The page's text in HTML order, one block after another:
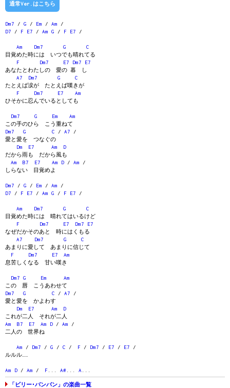
通常Ver.はこちら
Dm7 / G / Em / Am /
D7 / F E7 / Am G / F E7 /
Am Dm7 G
C
目覚めた時には いつでも晴れてる
F
Dm7 E7 Dm7
E7
あなたとわたしの 愛の 暮 し
A7
Dm7 G
C
たとえば涙が たとえば嘆きが
F
Dm7 E7
Am
ひそかに忍んでいるとしても
Dm7 G Em
Am
この手のひら こう重ねて
Dm7
G C / A7 /
愛と愛を つなぐの
Dm
E7 Am
D
だから雨も だから風も
Am
B7 E7 Am D / Am /
しらない 目覚めよ
Dm7 / G / Em / Am /
D7 / F E7 / Am G / F E7 /
Am Dm7 G
C
目覚めた時には 晴れてはいるけど
F
Dm7 E7 Dm7
E7
なぜだかそのあと 時にはくもる
A7
Dm7 G
C
あまりに愛して あまりに信じて
F
Dm7 E7
Am
息苦しくなる 甘い嘆き
Dm7 G Em
Am
この 唇 こうあわせて
Dm7
G C / A7 /
愛と愛を かよわす
Dm
E7 Am
D
これが二人 それが二人
Am
B7 E7 Am D / Am /
二人の 世界ね
Am / Dm7 / G / C / F / Dm7 / E7 / E7 /
ルルル……
Am D / Am / F A# A
「ビリー･バンバン」の楽曲一覧